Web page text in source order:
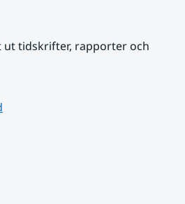
ut tidskrifter, rapporter och